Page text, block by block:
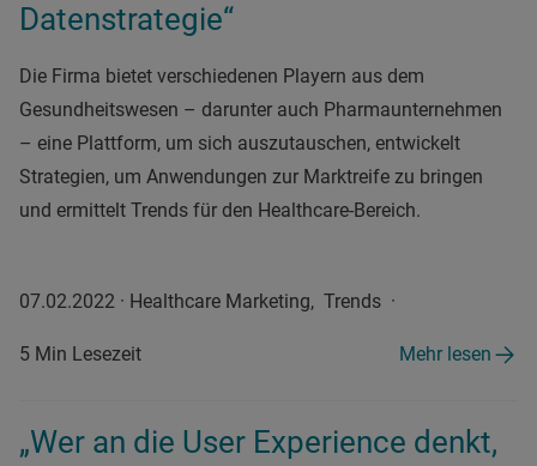
Datenstrategie“
Die Firma bietet verschiedenen Playern aus dem
Gesundheitswesen – darunter auch Pharmaunternehmen
– eine Plattform, um sich auszutauschen, entwickelt
Strategien, um Anwendungen zur Marktreife zu bringen
und ermittelt Trends für den Healthcare-Bereich.
07.02.2022 · Healthcare Marketing, Trends ·
5 Min Lesezeit Mehr lesen
„Wer an die User Experience denkt,